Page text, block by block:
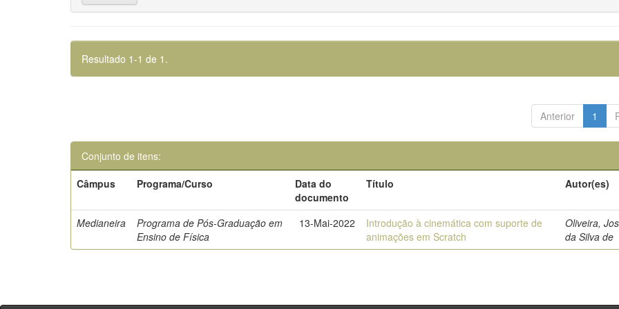
Resultado 1-1 de 1.
Anterior 1
Conjunto de itens:
Câmpus
Programa/Curso
Data do
documento
Título Autor(es)
Medianeira
Programa de Pós-Graduação em
Ensino de Física
13-Mai-2022
Introdução à cinemática com suporte de
animações em Scratch
Oliveira,
da Silva de